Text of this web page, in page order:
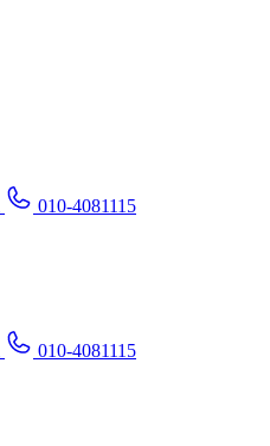
010-4081115
010-4081115